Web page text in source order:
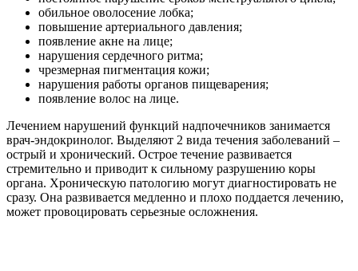
обильное оволосение лобка;
повышение артериального давления;
появление акне на лице;
нарушения сердечного ритма;
чрезмерная пигментация кожи;
нарушения работы органов пищеварения;
появление волос на лице.
Лечением нарушений функций надпочечников занимается
врач-эндокринолог. Выделяют 2 вида течения заболеваний –
острый и хронический. Острое течение развивается
стремительно и приводит к сильному разрушению коры
органа. Хроническую патологию могут диагностировать не
сразу. Она развивается медленно и плохо поддается лечению,
может провоцировать серьезные осложнения.